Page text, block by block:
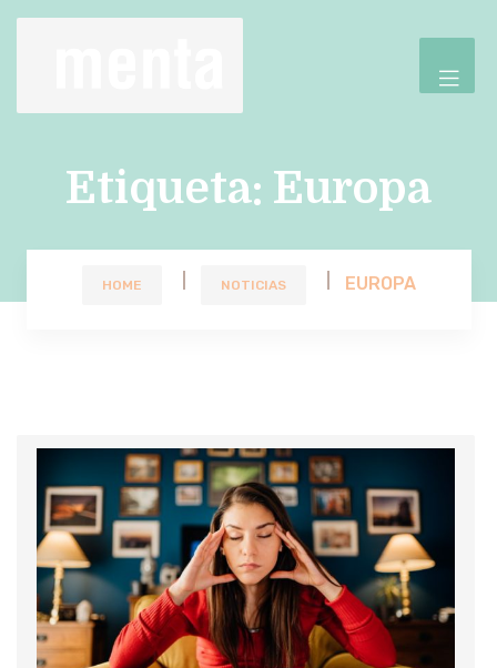
Etiqueta: Europa
HOME NOTICIAS EUROPA